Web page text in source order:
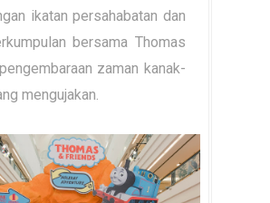
ikatan persahabatan dan
bersama Thomas
zaman kanak-
mengujakan.